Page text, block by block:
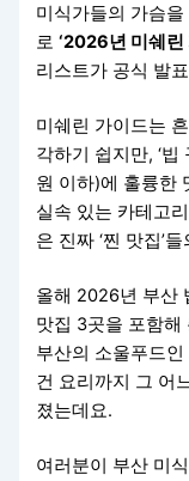
미식가들의 가슴
로‘2026년 미쉐
리스트가 공식 발
미쉐린 가이드는
각하기 쉽지만, ‘
원 이하)에 훌륭한
실속 있는 카테고
은 진짜 ‘찐 맛집’
올해 2026년 부산
맛집 3곳을 포함해
부산의 소울푸드
건 요리까지 그 어
졌는데요.
여러분이 부산 미